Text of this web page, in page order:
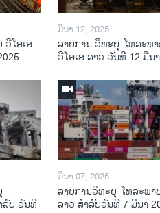
ໂອເອ
ມີນາ 12, 2025
ລາຍການ ວິທະຍຸ-ໂທລະພ
ວີໂອເອ ລາວ ວັນທີ 12 ມີນ
-
ລັບ ວັນທີ
ມີນາ 07, 2025
ລາຍການ​ວິ​ທະ​ຍ​ຸ-ໂທ​ລະ​ພາ
ລາວ ສຳ​ລັບ​ວັນ​ທີ 7 ມີ​ນາ